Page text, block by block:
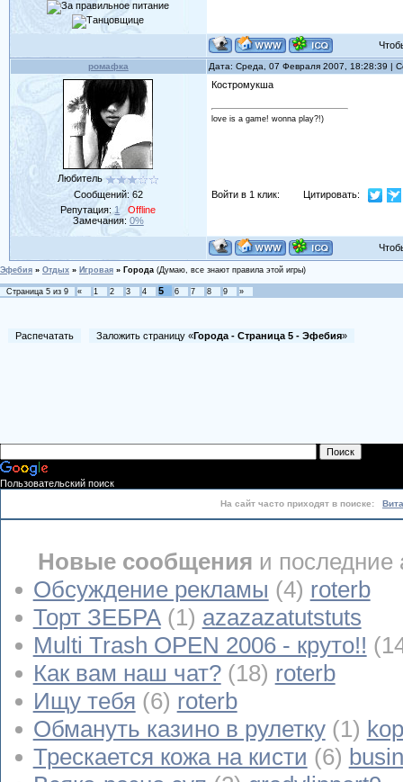
ромафка Дата: Среда, 07 Февраля 2007, 18:28:39 |
Любитель
Сообщений: 62
Репутация: 1
Offline
Замечания: 0%
Костромукша
love is a game! wonna play?!)
Войти в 1 клик: Цитировать:
Эфебия » Отдых » Игровая » Города (Думаю, все знают правила этой игры)
Страница 5 из 9 « 1 2 3 4 5 6 7 8 9 »
Распечатать Заложить страницу «Города - Страница 5 - Эфебия»
Пользовательский поиск
На сайт часто приходят в поиске:
Новые сообщения и последние
Обсуждение рекламы (4) roterb
Торт ЗЕБРА (1) azazazatutstuts
Multi Trash OPEN 2006 - круто!!
Как вам наш чат? (18) roterb
Ищу тебя (6) roterb
Обмануть казино в рулетку (1)
Трескается кожа на кисти (6)